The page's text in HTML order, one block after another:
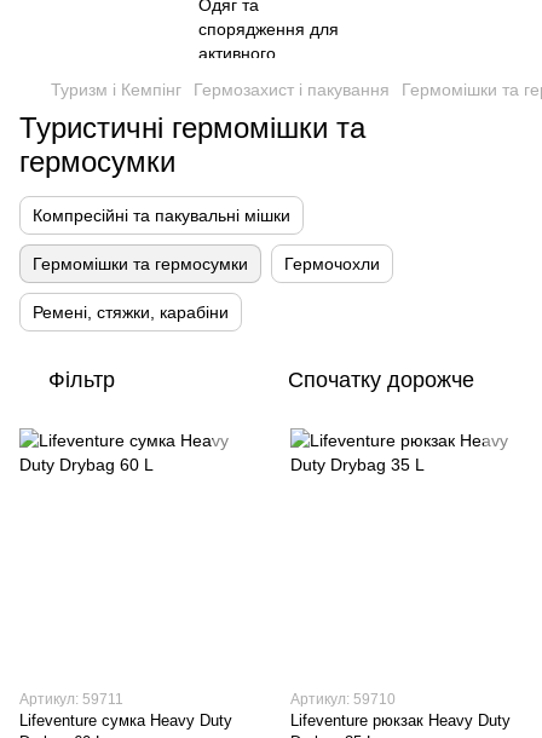
Туризм і Кемпінг Гермозахист і пакування Гермомішки та
Туристичні гермомішки та
гермосумки
Компресійні та пакувальні мішки
Гермомішки та гермосумки Гермочохли
Ремені, стяжки, карабіни
Фільтр Спочатку дорожче
Артикул: 59711
Lifeventure сумка Heavy Duty
Артикул: 59710
Lifeventure рюкзак Heavy Duty